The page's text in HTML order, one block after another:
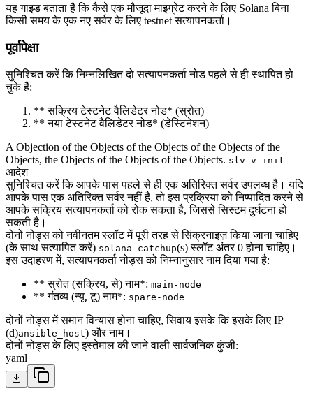
यह गाइड बताता है कि कैसे एक मौजूदा माइग्रेट करने के लिए Solana बिना
किसी समय के एक नए सर्वर के लिए testnet सत्यापनकर्ता।
पूर्वापेक्षा
सुनिश्चित करें कि निम्नलिखित दो सत्यापनकर्ता नोड पहले से ही स्थापित हो
चुके हैं:
** सक्रिय टेस्टनेट वैलिडेटर नोड* (स्रोत)
** नया टेस्टनेट वैलिडेटर नोड* (डेस्टिनेशन)
A Objection of the Objects of the Objects of the Objects of the
Objects, the Objects of the Objects of the Objects. slv v init
आदेश
सुनिश्चित करें कि आपके पास पहले से ही एक अतिरिक्त सर्वर उपलब्ध है। यदि
आपके पास एक अतिरिक्त सर्वर नहीं है, तो इस प्रक्रिया को निष्पादित करने से
आपके सक्रिय सत्यापनकर्ता को रोक सकता है, जिससे सिस्टम दुर्घटना हो
सकती है।
दोनों नोड्स को नवीनतम स्लॉट में पूरी तरह से सिंक्रनाइज़ किया जाना चाहिए
(के साथ सत्यापित करें) solana catchup(s) स्लॉट अंतर 0 होना चाहिए।
इस उदाहरण में, सत्यापनकर्ता नोड्स को निम्नानुसार नाम दिया गया है:
** स्रोत (सक्रिय, से) नाम*: main-node
** गंतव्य (न्यू, टू) नाम*: spare-node
दोनों नोड्स में समान विन्यास होना चाहिए, सिवाय इसके कि इसके लिए IP
(d)ansible_host) और नाम।
दोनों नोड्स के लिए इस्तेमाल की जाने वाली सार्वजनिक कुंजी:
yaml